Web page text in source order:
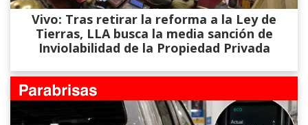
Vivo: Tras retirar la reforma a la Ley de
Tierras, LLA busca la media sanción de
Inviolabilidad de la Propiedad Privada